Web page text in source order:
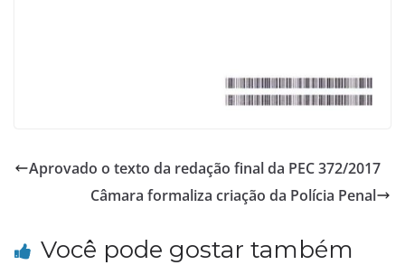
Aprovado o texto da redação final da PEC 372/2017
Câmara formaliza criação da Polícia Penal
Você pode gostar também